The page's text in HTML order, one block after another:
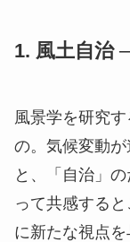
1. 風土自治
風景学を研究
の。気候変動
と、「自治」
って共感する
に新たな視点を